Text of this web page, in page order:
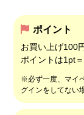
ポイント
お買い上げ100
ポイントは1pt
※必ず一度、マイ
グインをしてない